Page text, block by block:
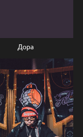
Дора